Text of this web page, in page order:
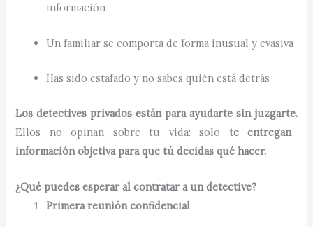
información
Un familiar se comporta de forma inusual y evasiva
Has sido estafado y no sabes quién está detrás
Los detectives privados están para ayudarte sin juzgarte.
Ellos no opinan sobre tu vida: solo te entregan
información objetiva para que tú decidas qué hacer.
¿Qué puedes esperar al contratar a un detective?
Primera reunión confidencial